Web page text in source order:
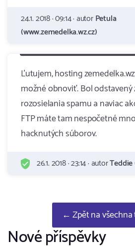
24.1. 2018 · 09:14 · autorPetula
(www.zemedelka.wz.cz)
Ľutujem, hosting
možné obnoviť. Bol
rozosielania spamu a naviac
FTP máte tam nespočetné
hacknutých súborov.
26.1. 2018 · 23:14 · autor
← Zpět na
Nové příspěvky